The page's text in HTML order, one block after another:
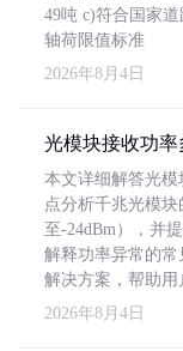
49吨 c)符合国家
轴荷限值标准
2026年8月4日
光模块接收功率
本文详细解答光
点分析千兆光模
至-24dBm），并
解释功率异常的常
解决方案，帮助用
2026年8月4日